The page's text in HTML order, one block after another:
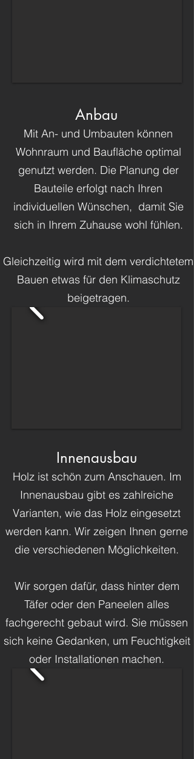
Anbau
Mit An- und Umbauten können
Wohnraum und Baufläche optimal
genutzt werden. Die Planung der
Bauteile erfolgt nach Ihren
individuellen Wünschen, damit Sie
sich in Ihrem Zuhause wohl fühlen.
Gleichzeitig wird mit dem verdichtetem
Bauen etwas für den Klimaschutz
beigetragen.
Innenausbau
Holz ist schön zum Anschauen. Im
Innenausbau gibt es zahlreiche
Varianten, wie das Holz eingesetzt
werden kann. Wir zeigen Ihnen gerne
die verschiedenen Möglichkeiten.
Wir sorgen dafür, dass hinter dem
Täfer oder den Paneelen alles
fachgerecht gebaut wird. Sie müssen
sich keine Gedanken, um Feuchtigkeit
oder Installationen machen.